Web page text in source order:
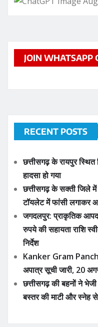
JOIN WHATSAPP
RECENT POSTS
छत्तीसगढ़ के रायपुर स्थित
हादसा हो गया
छत्तीसगढ़ के सक्ती जिले
टॉयलेट में फांसी लगाकर
जगदलपुर: प्राकृतिक
रुपये की सहायता राशि
निर्देश
Kanker Gram
अपात्र सूची जारी, 20
छत्तीसगढ़ की बहनों ने
बस्तर की माटी और स्नेह